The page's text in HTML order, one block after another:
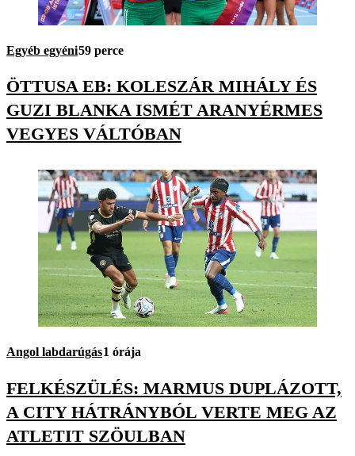
Egyéb egyéni59 perce
ÖTTUSA EB: KOLESZÁR MIHÁLY ÉS
GUZI BLANKA ISMÉT ARANYÉRMES
VEGYES VÁLTÓBAN
Angol labdarúgás1 órája
FELKÉSZÜLÉS: MARMUS DUPLÁZOTT,
A CITY HÁTRÁNYBÓL VERTE MEG AZ
ATLETIT SZÖULBAN